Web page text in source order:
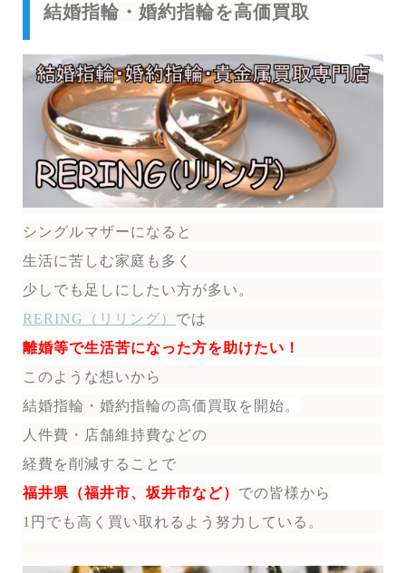
結婚指輪・婚約指輪を高価買取
シングルマザーになると
生活に苦しむ家庭も多く
少しでも足しにしたい方が多い。
RERING（リリング） では
離婚等で生活苦になった方を助けたい！
このような想いから
結婚指輪・婚約指輪の高価買取を開始。
人件費・店舗維持費などの
経費を削減することで
福井県（福井市、坂井市など） での皆様から
1円でも高く買い取れるよう努力している。